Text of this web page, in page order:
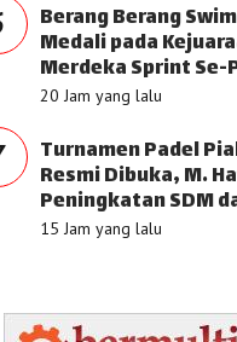
Berang Berang
Medali pada
Merdeka Sprint Se-
20 Jam yang lalu
Turnamen Padel
Resmi Dibuka, M.
Peningkatan SDM
15 Jam yang lalu